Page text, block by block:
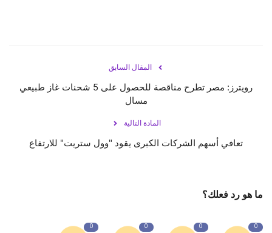
المقال السابق
رويترز: مصر تطرح مناقصة للحصول على 5 شحنات غاز طبيعي
مسال
المادة التالية
تعافي أسهم الشركات الكبرى يقود "وول ستريت" للارتفاع
ما هو رد فعلك؟
0
0
0
0